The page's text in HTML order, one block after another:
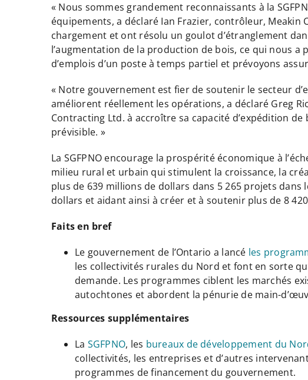
« Nous sommes grandement reconnaissants à la
équipements, a déclaré Ian Frazier, contrôleur,
chargement et ont résolu un goulot d’étranglement
l’augmentation de la production de bois, ce qui nous
d’emplois d’un poste à temps partiel et prévoyons
« Notre gouvernement est fier de soutenir le secteur
améliorent réellement les opérations, a déclaré Greg
Contracting Ltd. à accroître sa capacité d’expédition
prévisible. »
La SGFPNO encourage la prospérité économique à
milieu rural et urbain qui stimulent la croissance, la
plus de 639 millions de dollars dans 5 265 projets
dollars et aidant ainsi à créer et à soutenir plus de 8
Faits en bref
Le gouvernement de l’Ontario a lancé les
les collectivités rurales du Nord et font en sorte
demande. Les programmes ciblent les marchés
autochtones et abordent la pénurie de main-
Ressources supplémentaires
La SGFPNO, les bureaux de développement du
collectivités, les entreprises et d’autres
programmes de financement du gouvernement.